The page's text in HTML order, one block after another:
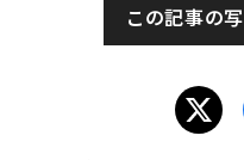
この記事の